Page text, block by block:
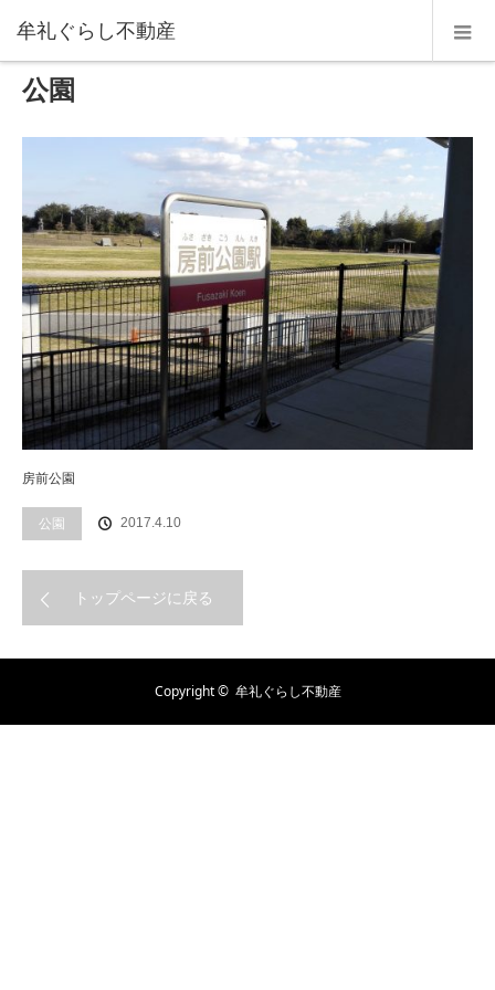
牟礼ぐらし不動産
公園
公園
房前公園
公園 2017.4.10
トップページに戻る
Copyright © 牟礼ぐらし不動産